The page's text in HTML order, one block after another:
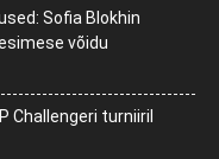
Sofia Blokhin
võidu
Challengeri turniiril